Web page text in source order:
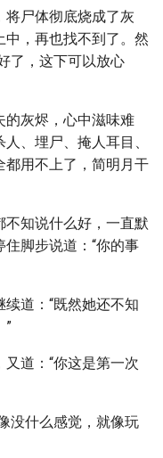
尸体彻底烧成了灰
，再也找不到了。然
了，这下可以放心
的灰烬，心中滋味难
、埋尸、掩人耳目、
都用不上了，简明月干
知说什么好，一直默
脚步说道：“你的事
道：“既然她还不知
”
道：“你这是第一次
没什么感觉，就像玩